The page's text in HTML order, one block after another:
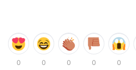
0 0 0 0 0